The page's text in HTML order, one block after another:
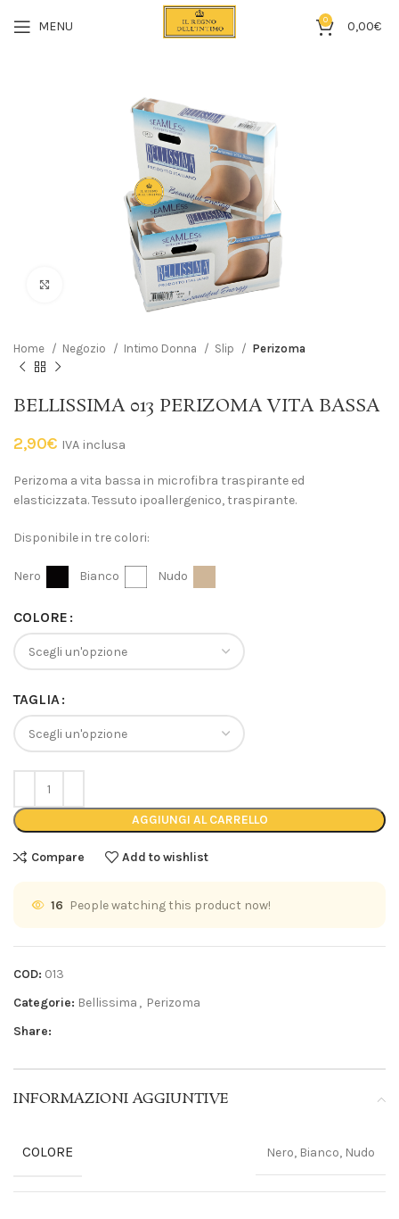
MENU 0 0,00€
Click to enlarge
Home Negozio Intimo Donna Slip Perizoma
BELLISSIMA 013 PERIZOMA VITA BASSA
2,90€ IVA inclusa
Perizoma a vita bassa in microfibra traspirante ed
elasticizzata. Tessuto ipoallergenico, traspirante.
Disponibile in tre colori:
Nero Bianco Nudo
COLORE
TAGLIA
AGGIUNGI AL CARRELLO
Compare Add to wishlist
16 People watching this product now!
COD: 013
Categorie: Bellissima , Perizoma
Share:
INFORMAZIONI AGGIUNTIVE
COLORE Nero, Bianco, Nudo